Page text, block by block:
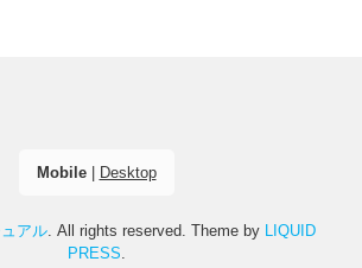
Mobile| Desktop
アル . All rights reserved. Theme by
LIQUID
PRESS